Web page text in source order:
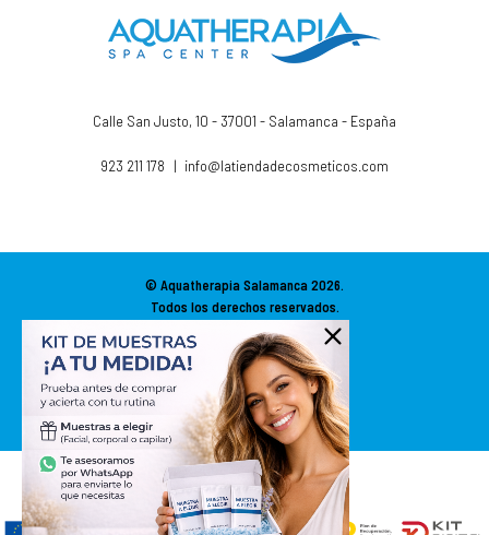
Calle San Justo, 10 - 37001 - Salamanca - España
923 211 178 | info@latiendadecosmeticos.com
© Aquatherapia Salamanca2026.
Todos los derechos reservados.
Diseño Web SGM
ACCESIBILIDAD